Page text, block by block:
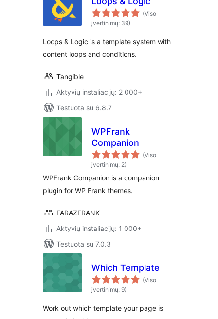
(Viso
įvertinimų: 39)
Loops & Logic is a template system with
content loops and conditions.
Tangible
Aktyvių instaliacijų: 2 000+
Testuota su 6.8.7
WPFrank
Companion
(Viso
įvertinimų: 2)
WPFrank Companion is a companion
plugin for WP Frank themes.
FARAZFRANK
Aktyvių instaliacijų: 1 000+
Testuota su 7.0.3
Which Template
(Viso
įvertinimų: 9)
Work out which template your page is